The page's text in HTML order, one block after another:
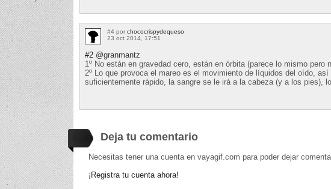
#4 por chococrispydequeso
23 oct 2014, 17:51
#2 @granmantz
1º No están en gravedad cero, están en órbita (parece lo mismo pero
2º Lo que provoca el mareo es el movimiento de líquidos del oído,
suficientemente rápido, la sangre se le irá a la cabeza (y a los pies),
Deja tu comentario
Necesitas tener una cuenta en vayagif.com para poder dejar
¡Registra tu cuenta ahora!